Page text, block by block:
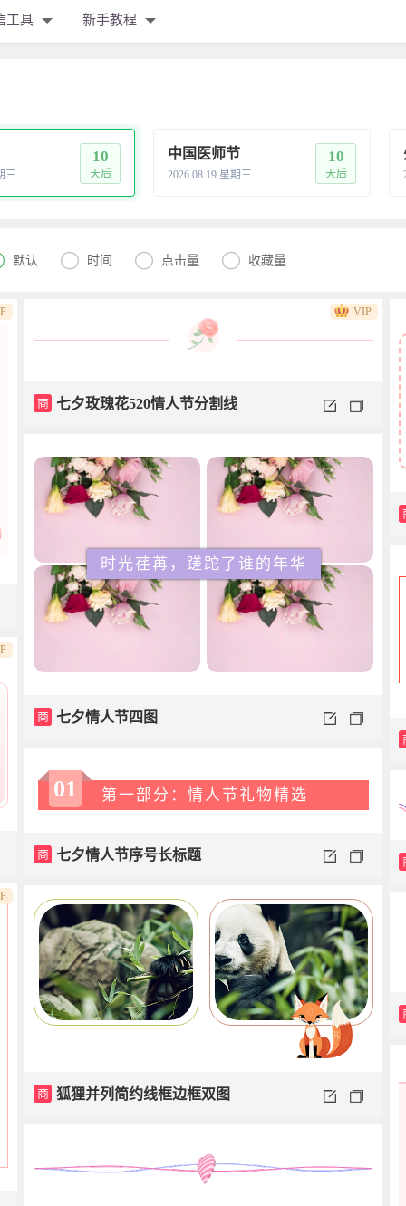
工具 新手教程
三
10
天后
中国医师节
2026.08.19 星期三
10
天后
默认  时间  点击量  收藏量
商 七夕玫瑰花520情人节分割线
VIP
时光荏苒，蹉跎了谁的年华
商 七夕情人节四图
01 第一部分：情人节礼物精选
商 七夕情人节序号长标题
商 狐狸并列简约线框边框双图